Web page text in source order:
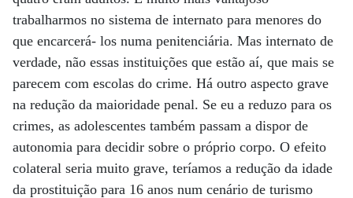
trabalharmos no sistema de internato para menores do
que encarcerá- los numa penitenciária. Mas internato de
verdade, não essas instituições que estão aí, que mais se
parecem com escolas do crime. Há outro aspecto grave
na redução da maioridade penal. Se eu a reduzo para os
crimes, as adolescentes também passam a dispor de
autonomia para decidir sobre o próprio corpo. O efeito
colateral seria muito grave, teríamos a redução da idade
da prostituição para 16 anos num cenário de turismo